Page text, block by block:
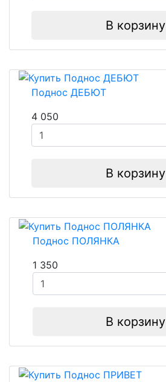
В корзину
Поднос ДЕБЮТ
4 050
В корзину
Поднос ПОЛЯНКА
1 350
В корзину